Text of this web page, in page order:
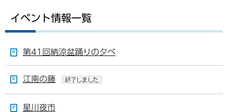
イベント情報一覧
第41回納涼盆踊りの夕べ
江南の藤
星川夜市